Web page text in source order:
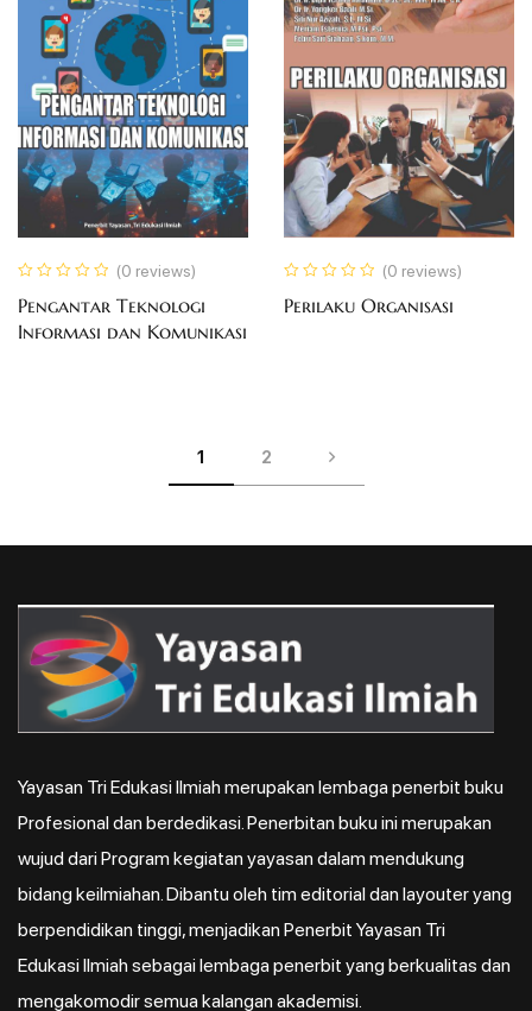
(0 reviews)
Pengantar Teknologi
Informasi dan Komunikasi
(0 reviews)
Perilaku Organisasi
1 2
Yayasan Tri Edukasi Ilmiah merupakan lembaga penerbit buku
Profesional dan berdedikasi. Penerbitan buku ini merupakan
wujud dari Program kegiatan yayasan dalam mendukung
bidang keilmiahan. Dibantu oleh tim editorial dan layouter yang
berpendidikan tinggi, menjadikan Penerbit Yayasan Tri
Edukasi Ilmiah sebagai lembaga penerbit yang berkualitas dan
mengakomodir semua kalangan akademisi.